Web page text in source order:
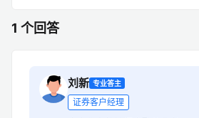
1 个回答
刘新 专业答主
证券客户经理